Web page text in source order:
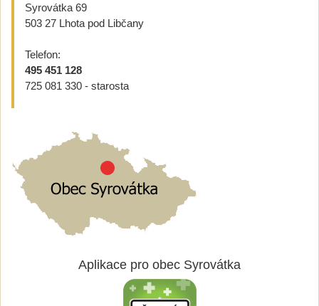
Syrovátka 69
503 27 Lhota pod Libčany
Telefon:
495 451 128
725 081 330 - starosta
Aplikace pro obec Syrovátka